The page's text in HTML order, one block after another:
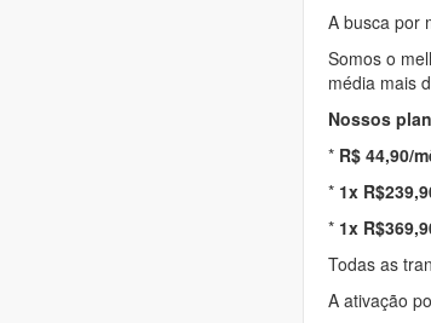
A busca por
Somos o
média mais
Nossos
* R$ 44,90/
* 1x
* 1x
Todas as
A ativação